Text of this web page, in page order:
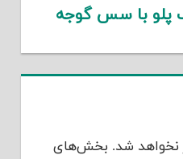
پلو با سس گوجه
نخواهد شد. بخش‌های